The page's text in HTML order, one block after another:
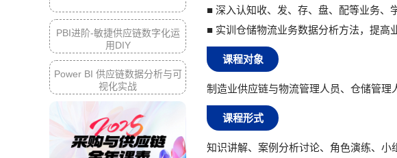
PBI进阶-敏捷供应链数字化运
用DIY
Power BI 供应链数据分析与可
视化实战
■ 深入认知收、发、存、盘、配等业务、
■ 实训仓储物流业务数据分析方法，提高
课程对象
制造业供应链与物流管理人员、仓储管
课程形式
知识讲解、案例分析讨论、角色演练、小